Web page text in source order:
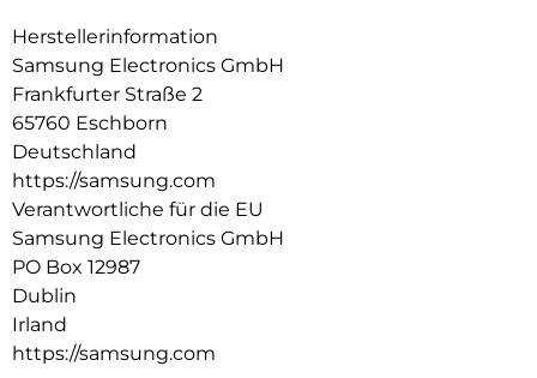
Herstellerinformation
Samsung Electronics GmbH
Frankfurter Straße 2
65760 Eschborn
Deutschland
https://samsung.com
Verantwortliche für die EU
Samsung Electronics GmbH
PO Box 12987
Dublin
Irland
https://samsung.com